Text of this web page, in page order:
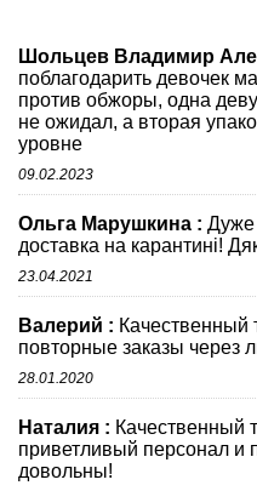
Шольцев Владимир
поблагодарить девочек
против обжоры, одна
не ожидал, а вторая
уровне
09.02.2023
Ольга Марушкина : Дуже
доставка на карантині!
23.04.2021
Валерий : Качественный
повторные заказы через
28.01.2020
Наталия : Качественный
приветливый персонал и
довольны!